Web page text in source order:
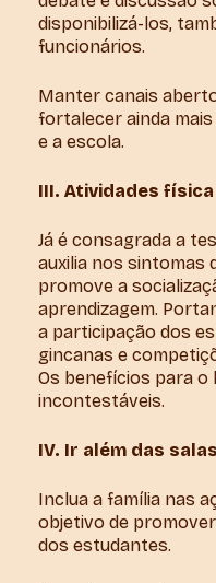
disponibilizá-los,
funcionários.
Manter canais
fortalecer ainda
e a escola.
III. Atividades
Já é consagrada a
auxilia nos sintomas
promove a
aprendizagem.
a participação dos
gincanas e
Os benefícios para o
incontestáveis.
IV. Ir além das
Inclua a família nas
objetivo de
dos estudantes.